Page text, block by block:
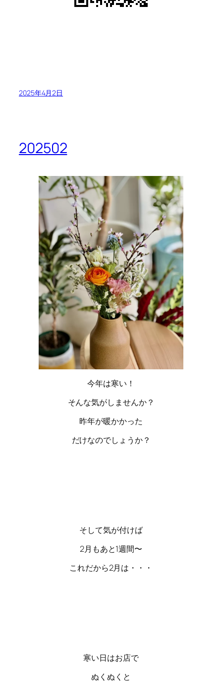
2025年4月2日
202502
今年は寒い！
そんな気がしませんか？
昨年が暖かかった
だけなのでしょうか？
そして気が付けば
2月もあと1週間〜
これだから2月は・・・
寒い日はお店で
ぬくぬくと